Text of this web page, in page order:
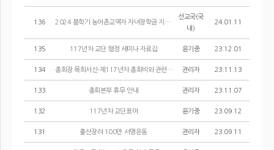
136 2024 봄학기 농어촌교역자 자녀장학금 지원선발공고
선교국(국
내)
24.01.11
135 117년차 교단 행정 세미나 자료집 윤기중 23.12.01
134 총회장 목회서신-제117년차 총회비와 관련하여- 관리자 23.11.13
133 총회본부 휴무 안내 관리자 23.11.07
132 117년차 교단표어 윤기중 23.09.12
131 출산장려 100만 서명운동 관리자 23.09.11